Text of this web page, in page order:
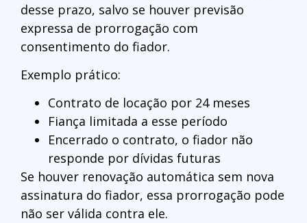
desse prazo, salvo se houver previsão
expressa de prorrogação com
consentimento do fiador.
Exemplo prático:
Contrato de locação por 24 meses
Fiança limitada a esse período
Encerrado o contrato, o fiador não
responde por dívidas futuras
Se houver renovação automática sem nova
assinatura do fiador, essa prorrogação pode
não ser válida contra ele.